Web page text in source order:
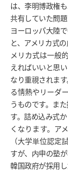
は、李明博政権
共有していた問
ヨーロッパ大陸
と、アメリカ式
メリカ式は一般
えればいいと思
なり重視されま
る情熱やリーダ
うものです。ま
す。詰め込み式
くなります。ア
（大学単位認定
すが、内申の塾
韓国政府が採用